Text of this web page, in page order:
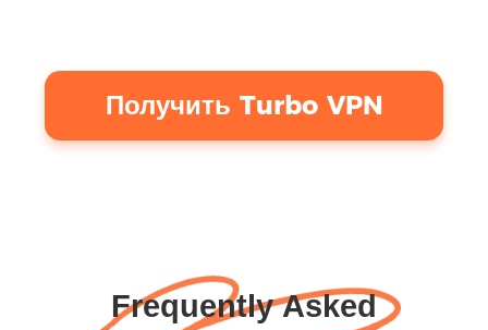
Получить Turbo VPN
Frequently Asked